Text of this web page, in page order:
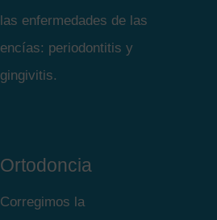
las enfermedades de las
encías: periodontitis y
gingivitis.
Ortodoncia
Corregimos la